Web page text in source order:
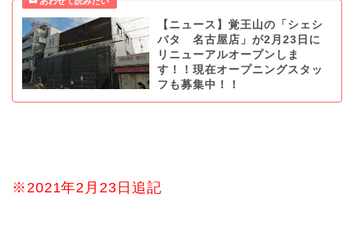
【ニュース】覚王山の「シェシ
バタ 名古屋店」が2月23日に
リニューアルオープンしま
す！！現在オープニングスタッ
フも募集中！！
※2021年2月23日追記